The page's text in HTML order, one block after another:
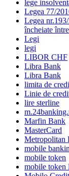
lege
Legea 77/
Legea
încheiate
Legi
legi
LIBOR CHF
Libra Bank
Libra Bank
limita de
Linie de
lire sterline
Marfin Bank
MasterCard
Metropolitan
mobile
mobile token
mobile token